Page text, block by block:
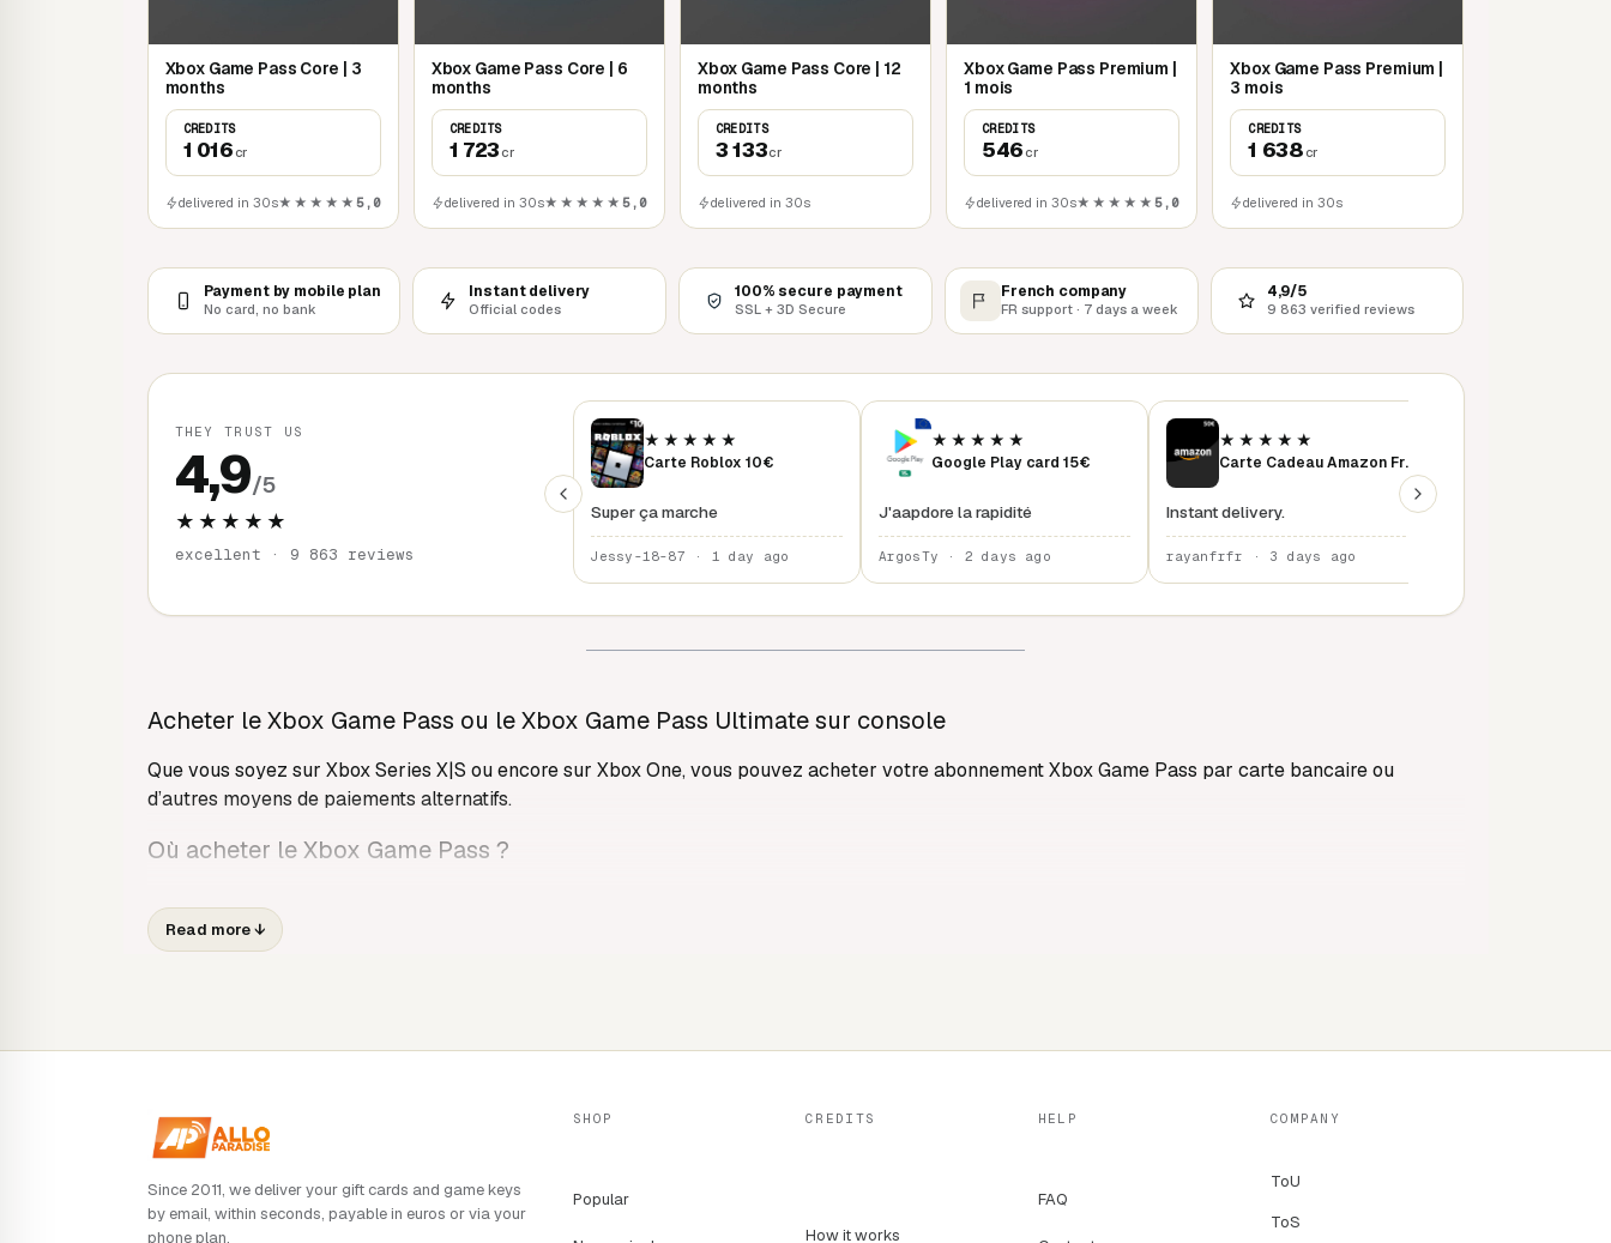
Xbox Game Pass Core | 3
months
CREDITS
1 016 cr
delivered in 30s★★★★★ 5,0
Xbox Game Pass Core | 6
months
CREDITS
1 723 cr
delivered in 30s★★★★★ 5,0
Xbox Game Pass Core | 12
months
CREDITS
3 133cr
delivered in 30s
Xbox Game Pass Premium |
1 mois
CREDITS
546 cr
delivered in 30s★★★★★5,0
Xbox Game Pass Premium |
3 mois
CREDITS
1 638 cr
delivered in 30s
Payment by mobile plan
No card, no bank
Instant delivery
Official codes
100% secure payment
SSL + 3D Secure
French company
FR support · 7 days a week
4,9/5
9 863 verified reviews
THEY TRUST US
4,9/5
★★★★★
excellent · 9 863 reviews
★★★★★
Carte Roblox 10€
Super ça marche
Jessy-18-87 · 1 day ago
★★★★★
Google Play card 15€
J'aapdore la rapidité
ArgosTy · 2 days ago
★★★★★
Carte Cadeau Amazon France 50 €
Instant delivery.
rayanfrfr · 3 days ago
Acheter le Xbox Game Pass ou le Xbox Game Pass Ultimate sur console
Que vous soyez sur Xbox Series X|S ou encore sur Xbox One, vous pouvez acheter votre abonnement Xbox Game Pass par carte bancaire ou
d’autres moyens de paiements alternatifs.
Où acheter le Xbox Game Pass ?
Comment payer le Game Pass ?
Retrouvez sur Alloparadise.fr l’ensemble des abonnements Xbox Game Pass officiels. Payez votre abonnement Xbox Game Pass par carte bleue ou
Quel que soit le moyen de paiement choisi, nous vous garantissons la sécurité de celui-ci. Nous restons disponibles par téléphone, par mail et sur les
réseaux sociaux pour répondre à vos questions.
Comment fonctionne Xbox Game Pass ?
Read more↓
Since 2011, we deliver your gift cards and game keys
by email, within seconds, payable in euros or via your
phone plan.
SHOP
Popular
CREDITS
How it works
HELP
FAQ
COMPANY
ToU
ToS